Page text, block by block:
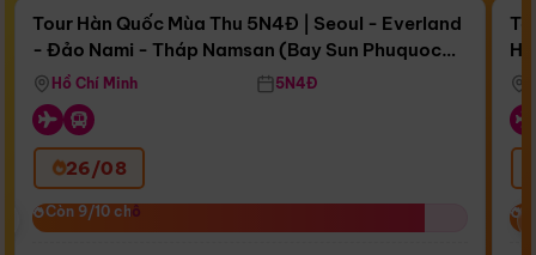
Còn16 ngày 14:48:35
Bay Sun Phuquoc Airways
Tour Hàn Quốc Mùa Thu 5N4Đ | Seoul - Everland
- Đảo Nami - Tháp Namsan (Bay Sun Phuquoc
Airways)
Hồ Chí Minh 5N4Đ
26/08
Còn 9/10 chỗ
Còn 9/10 chỗ